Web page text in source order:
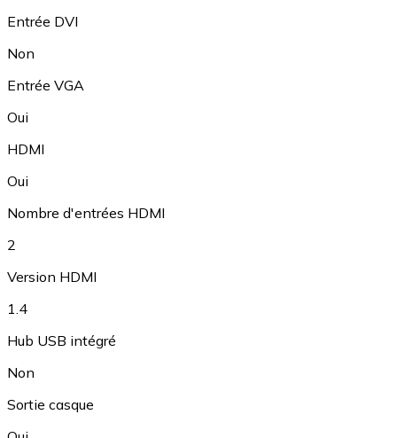
Entrée DVI
Non
Entrée VGA
Oui
HDMI
Oui
Nombre d'entrées HDMI
2
Version HDMI
1.4
Hub USB intégré
Non
Sortie casque